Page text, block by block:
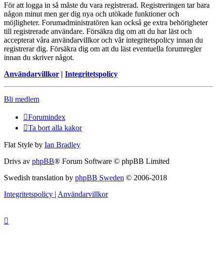
För att logga in så måste du vara registrerad. Registreringen tar bara
någon minut men ger dig nya och utökade funktioner och
möjligheter. Forumadministratören kan också ge extra behörigheter
till registrerade användare. Försäkra dig om att du har läst och
accepterat våra användarvillkor och vår integritetspolicy innan du
registrerar dig. Försäkra dig om att du läst eventuella forumregler
innan du skriver något.
Användarvillkor | Integritetspolicy
Bli medlem
Forumindex
Ta bort alla kakor
Flat Style by Ian Bradley
Drivs av phpBB® Forum Software © phpBB Limited
Swedish translation by phpBB Sweden © 2006-2018
Integritetspolicy | Användarvillkor